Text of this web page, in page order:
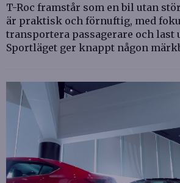
T-Roc framstår som en bil utan
är praktisk och förnuftig, med
transportera passagerare och last
Sportläget ger knappt någon